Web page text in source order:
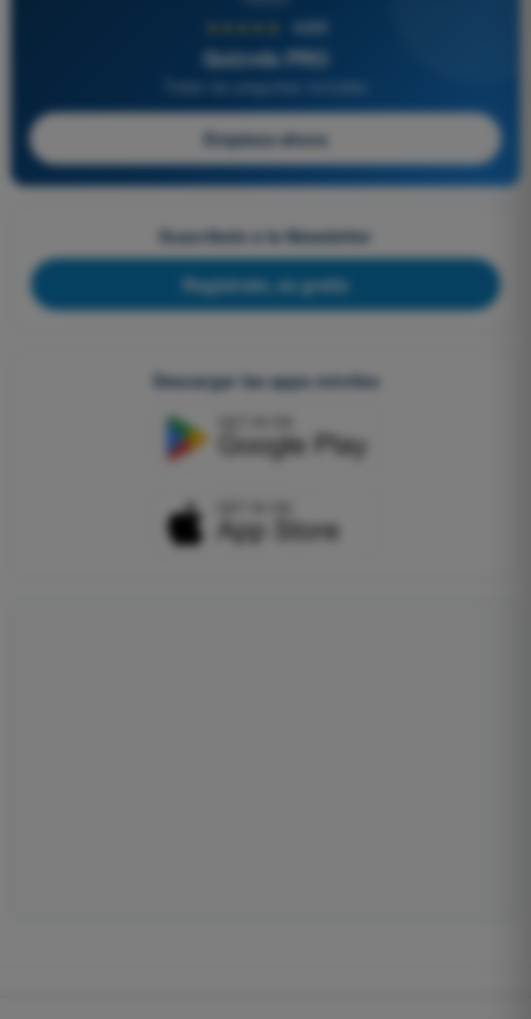
4,6/5
Quizvds PRO
Empieza ahora
Suscríbete a la Newsletter
Regístrate, es gratis
Descargar las apps móviles